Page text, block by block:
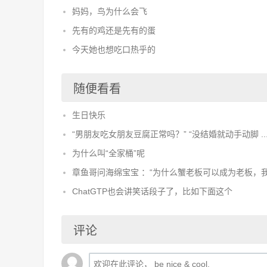
妈妈，鸟为什么会飞
先有的鸡还是先有的蛋
今天她也想吃口热乎的
随便看看
生日快乐
“男朋友吃女朋友豆腐正常吗？” “没结婚就动手动脚
为什么叫“全家桶”呢
章鱼哥问海绵宝宝 ：“为什么蟹老板可以成为老板，
ChatGTP也会讲笑话段子了，比如下面这个
评论